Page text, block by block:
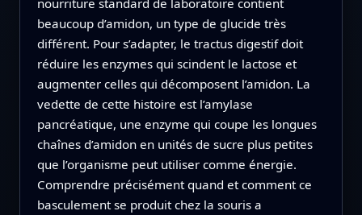
beaucoup d’amidon, un type de glucide très
différent. Pour s’adapter, le tractus digestif doit
réduire les enzymes qui scindent le lactose et
augmenter celles qui décomposent l’amidon. La
vedette de cette histoire est l’amylase
pancréatique, une enzyme qui coupe les longues
chaînes d’amidon en unités de sucre plus petites
que l’organisme peut utiliser comme énergie.
Comprendre précisément quand et comment ce
basculement se produit chez la souris a